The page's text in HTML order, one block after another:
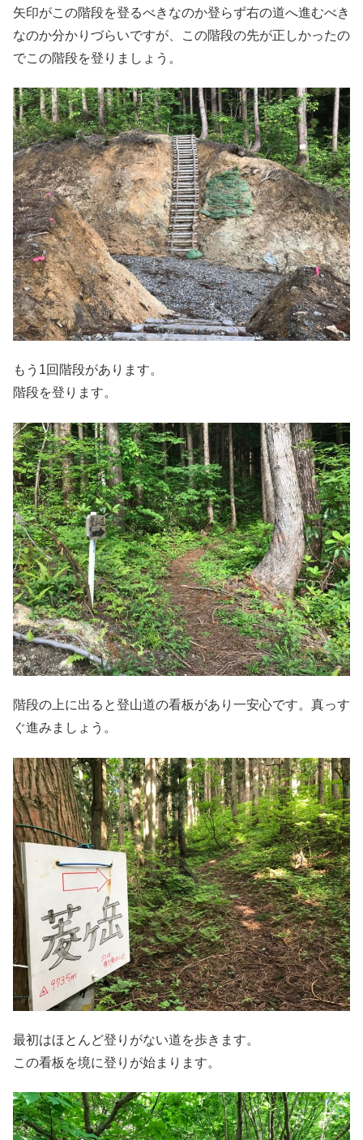
矢印がこの階段を登るべきなのか登らず右の道へ進むべき
なのか分かりづらいですが、この階段の先が正しかったの
でこの階段を登りましょう。
もう1回階段があります。
階段を登ります。
階段の上に出ると登山道の看板があり一安心です。真っす
ぐ進みましょう。
最初はほとんど登りがない道を歩きます。
この看板を境に登りが始まります。